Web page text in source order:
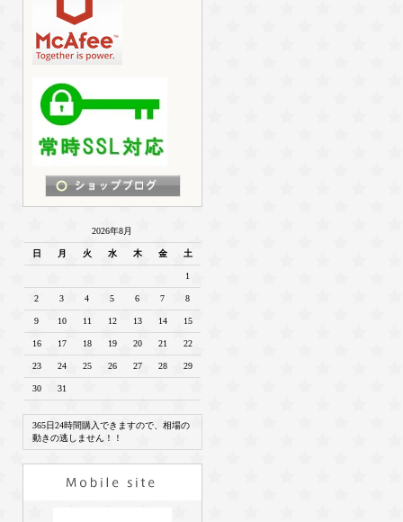
2026年8月
日 月 火 水 木 金 土
1
2 3 4 5 6 7 8
9 10 11 12 13 14 15
16 17 18 19 20 21 22
23 24 25 26 27 28 29
30 31
365日24時間購入できますので、相場の
動きの逃しません！！